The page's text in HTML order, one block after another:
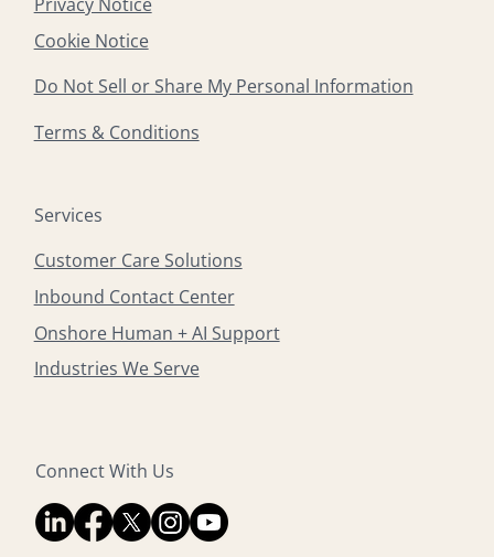
Cookie Notice
Do Not Sell or Share My Personal Information
Terms & Conditions
Services
Customer Care Solutions
Inbound Contact Center
Onshore Human + AI Support
Industries We Serve
Connect With Us